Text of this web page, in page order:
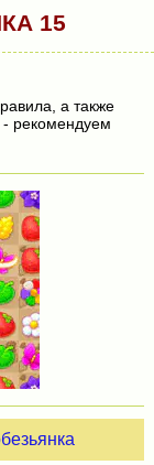
15
а также
- рекомендуем